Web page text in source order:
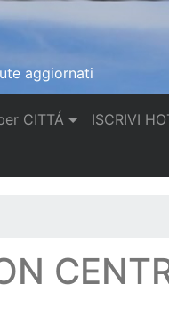
aggiornati
CITTÁ ISCRIVI